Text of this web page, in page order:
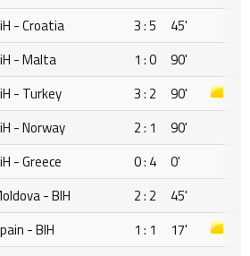
- Croatia 3 : 5
45'
- Malta 1 : 0
90'
- Turkey 3 : 2
90'
- Norway 2 : 1
90'
- Greece 0 : 4
0'
- BIH 2 : 2
45'
- BIH 1 : 1
17'